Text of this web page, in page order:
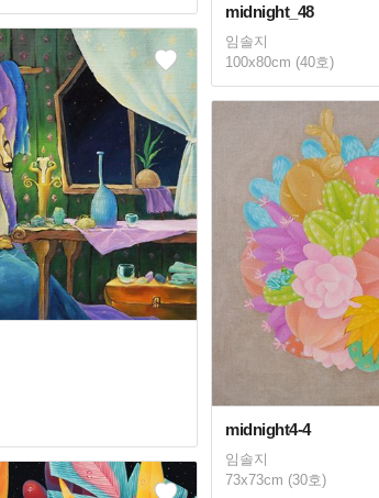
midnight_48
임솔지
100x80cm (40호)
midnight4-4
임솔지
73x73cm (30호)